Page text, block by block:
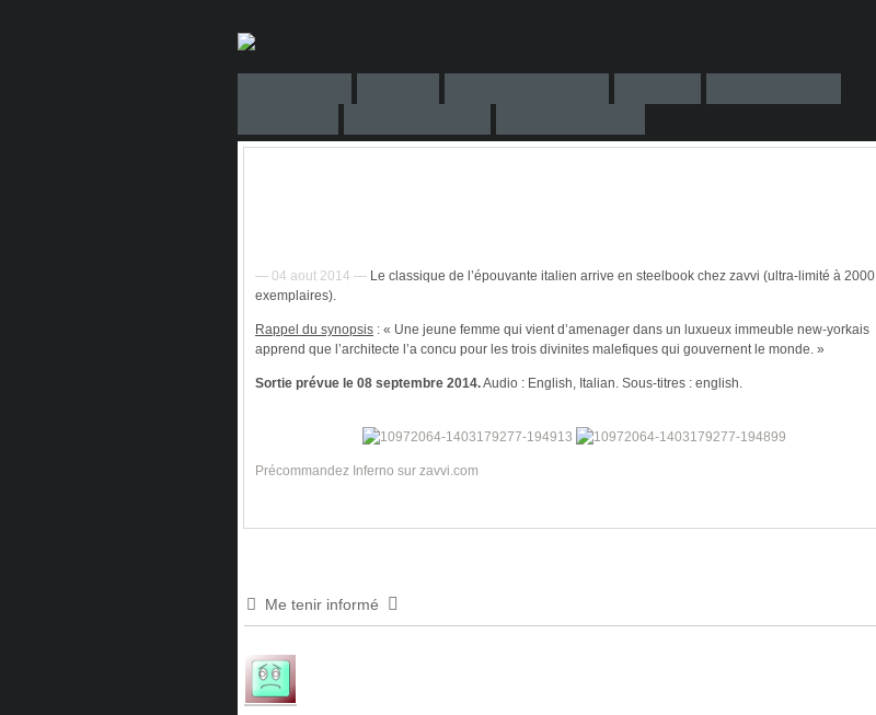
— 04 aout 2014 — Le classique de l’épouvante italien arrive en steelbook chez zavvi (ultra-limité à 2000
exemplaires).
Rappel du synopsis : « Une jeune femme qui vient d’amenager dans un luxueux immeuble new-yorkais
apprend que l’architecte l’a concu pour les trois divinites malefiques qui gouvernent le monde. »
Sortie prévue le 08 septembre 2014.Audio : English, Italian. Sous-titres : english.
Précommandez Inferno sur zavvi.com
Me tenir informé